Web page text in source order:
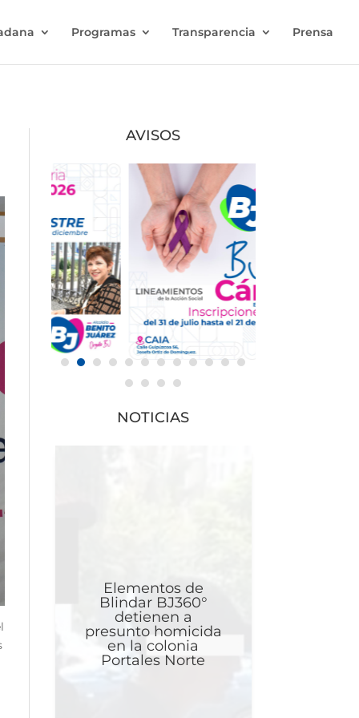
Programas Transparencia Prensa
AVISOS
NOTICIAS
Elementos de
Blindar BJ360°
detienen a
presunto homicida
en la colonia
Portales Norte